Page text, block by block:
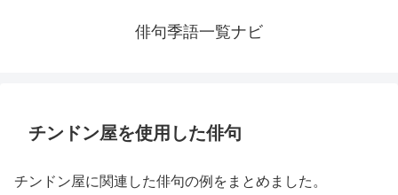
俳句季語一覧ナビ
チンドン屋を使用した俳句
チンドン屋に関連した俳句の例をまとめました。